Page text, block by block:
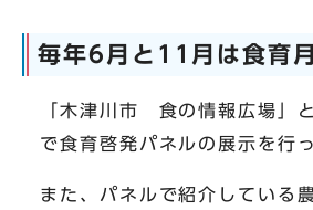
毎年6月と11月は食育
「木津川市 食の情報広場」
で食育啓発パネルの展示を行
また、パネルで紹介している